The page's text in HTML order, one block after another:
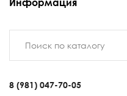
8 (981) 047-70-05